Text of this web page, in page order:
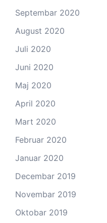
Septembar 2020
August 2020
Juli 2020
Juni 2020
Maj 2020
April 2020
Mart 2020
Februar 2020
Januar 2020
Decembar 2019
Novembar 2019
Oktobar 2019